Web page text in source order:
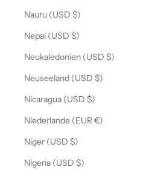
Nauru (USD $)
Nepal (USD $)
Neukaledonien (USD $)
Neuseeland (USD $)
Nicaragua (USD $)
Niederlande (EUR €)
Niger (USD $)
Nigeria (USD $)